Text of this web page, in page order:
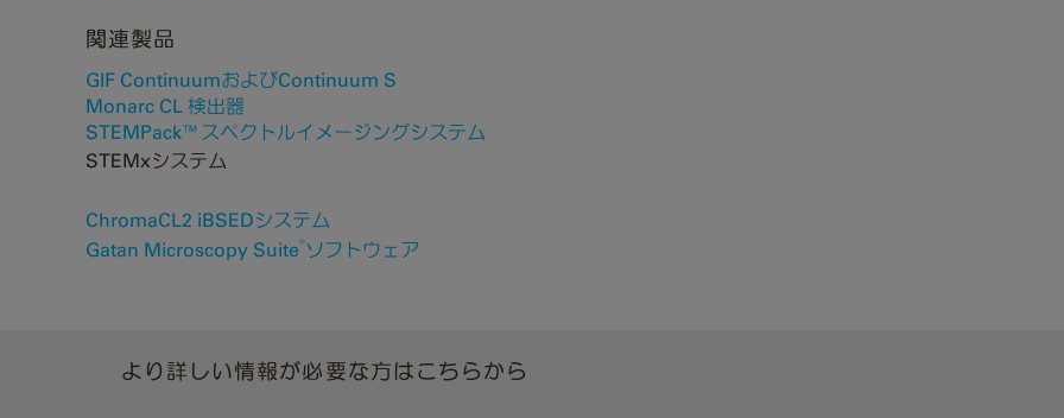
関連製品
GIF ContinuumおよびContinuum S
Monarc CL 検出器
STEMPack™スペクトルイメージングシステム
STEMxシステム
ChromaCL2 iBSEDシステム
Gatan Microscopy Suite®ソフトウェア
より詳しい情報が必要な方はこちらから